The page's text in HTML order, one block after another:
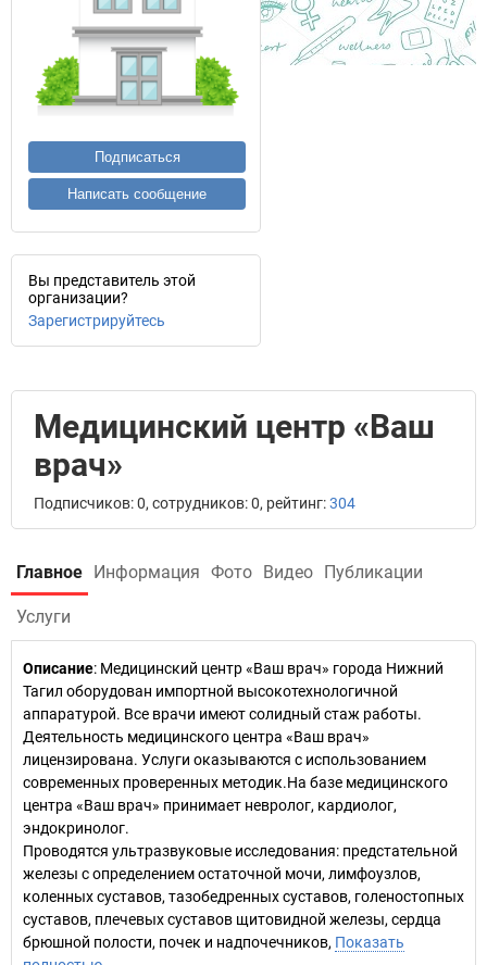
Подписаться
Написать сообщение
Вы представитель этой
организации?
Зарегистрируйтесь
Медицинский центр «Ваш
врач»
Подписчиков: 0, сотрудников: 0, рейтинг:304
Главное Информация Фото Видео Публикации
Услуги
Описание: Медицинский центр «Ваш врач» города Нижний
Тагил оборудован импортной высокотехнологичной
аппаратурой. Все врачи имеют солидный стаж работы.
Деятельность медицинского центра «Ваш врач»
лицензирована. Услуги оказываются с использованием
современных проверенных методик.На базе медицинского
центра «Ваш врач» принимает невролог, кардиолог,
эндокринолог.
Проводятся ультразвуковые исследования: предстательной
железы с определением остаточной мочи, лимфоузлов,
коленных суставов, тазобедренных суставов, голеностопных
суставов, плечевых суставов щитовидной железы, сердца
брюшной полости, почек и надпочечников, Показать